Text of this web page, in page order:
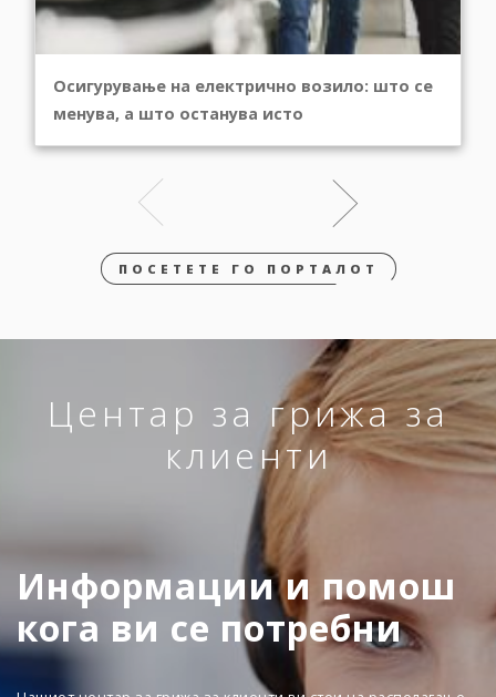
Осигурување на електрично возило: што се
менува, а што останува исто
ПОСЕТЕТЕ ГО ПОРТАЛОТ
Центар за грижа за
клиенти
Информации и помош
кога ви се потребни